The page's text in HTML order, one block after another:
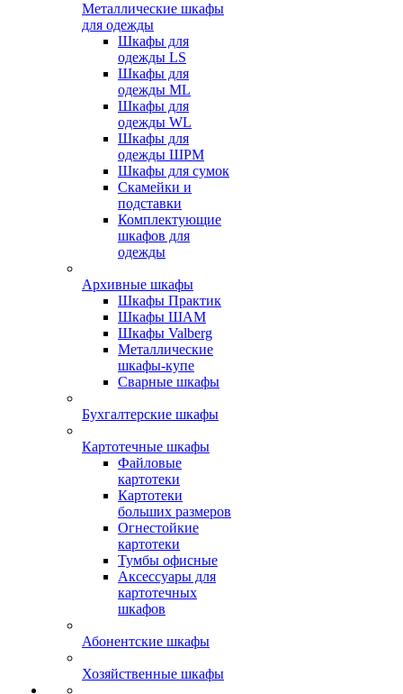
Металлические шкафы
для одежды
Шкафы для
одежды LS
Шкафы для
одежды ML
Шкафы для
одежды WL
Шкафы для
одежды ШРМ
Шкафы для сумок
Скамейки и
подставки
Комплектующие
шкафов для
одежды
Архивные шкафы
Шкафы Практик
Шкафы ШАМ
Шкафы Valberg
Металлические
шкафы-купе
Сварные шкафы
Бухгалтерские шкафы
Картотечные шкафы
Файловые
картотеки
Картотеки
больших размеров
Огнестойкие
картотеки
Тумбы офисные
Аксессуары для
картотечных
шкафов
Абонентские шкафы
Хозяйственные шкафы